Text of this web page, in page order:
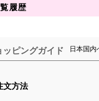
履歴
ッピングガイド 日本国
文方法